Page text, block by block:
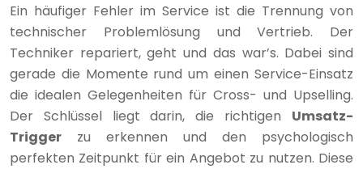
Ein häufiger Fehler im Service ist die Trennung von
technischer Problemlösung und Vertrieb. Der
Techniker repariert, geht und das war’s. Dabei sind
gerade die Momente rund um einen Service-Einsatz
die idealen Gelegenheiten für Cross- und Upselling.
Der Schlüssel liegt darin, die richtigen Umsatz-
Trigger zu erkennen und den psychologisch
perfekten Zeitpunkt für ein Angebot zu nutzen. Diese